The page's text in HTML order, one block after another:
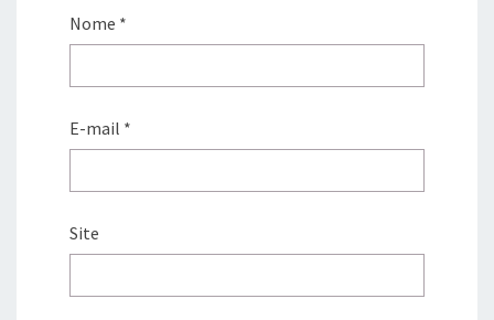
Nome *
E-mail *
Site